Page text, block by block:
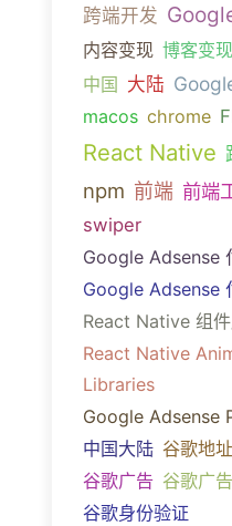
跨端开发
内容变现 博客变现
中国 大陆
macos chrome
React Native
npm 前端 前端
swiper
Google Adsense
Google Adsense
React Native 组
React Native
Libraries
Google Adsense
中国大陆 谷歌地
谷歌广告 谷歌广
谷歌身份验证